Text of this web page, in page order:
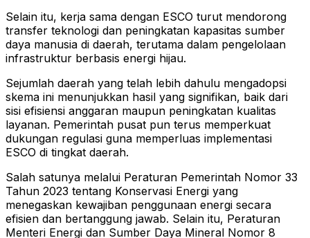
Selain itu, kerja sama dengan ESCO turut mendorong
transfer teknologi dan peningkatan kapasitas sumber
daya manusia di daerah, terutama dalam pengelolaan
infrastruktur berbasis energi hijau.
Sejumlah daerah yang telah lebih dahulu mengadopsi
skema ini menunjukkan hasil yang signifikan, baik dari
sisi efisiensi anggaran maupun peningkatan kualitas
layanan. Pemerintah pusat pun terus memperkuat
dukungan regulasi guna memperluas implementasi
ESCO di tingkat daerah.
Salah satunya melalui Peraturan Pemerintah Nomor 33
Tahun 2023 tentang Konservasi Energi yang
menegaskan kewajiban penggunaan energi secara
efisien dan bertanggung jawab. Selain itu, Peraturan
Menteri Energi dan Sumber Daya Mineral Nomor 8